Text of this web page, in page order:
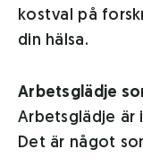
kostval på
din hälsa.
Arbetsglädje
Arbetsglädje är
Det är något